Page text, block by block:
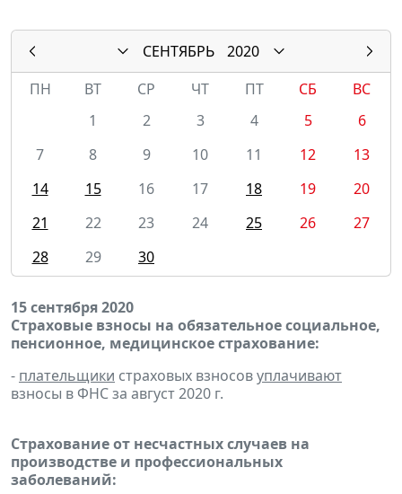
СЕНТЯБРЬ
2020
ПН
ВТ СР ЧТ ПТ СБ
ВС
1
2 3 4 5
6
7
8 9 10 11 12
13
14
15 16 17 18 19
20
21
22 23 24 25 26
27
28
29 30
15 сентября 2020
Страховые взносы на обязательное социальное,
пенсионное, медицинское страхование:
- плательщики страховых взносовуплачивают
взносы в ФНС за август 2020 г.
Страхование от несчастных случаев на
производстве и профессиональных
заболеваний: